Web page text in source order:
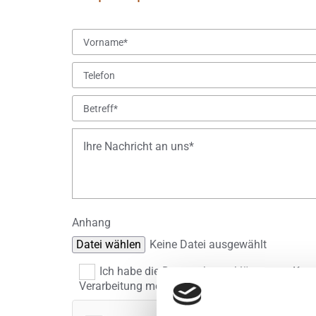
Anhang
Datei wählen
Keine Datei ausgewählt
Ich habe die Datenschutzerklärung zur
Verarbeitung meiner eingegebenen Daten zur